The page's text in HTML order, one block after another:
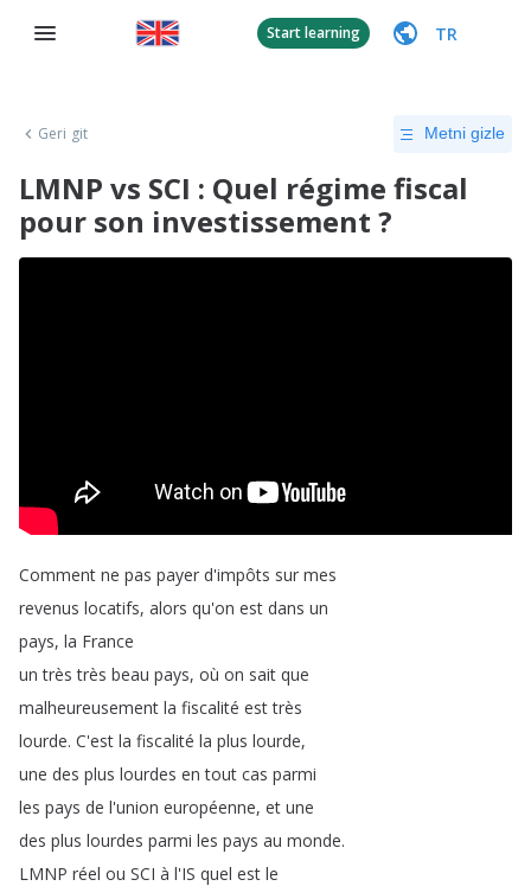
Start learning TR
Geri git Metni gizle
LMNP vs SCI : Quel régime fiscal
pour son investissement ?
Comment ne pas payer d'impôts sur mes
revenus locatifs, alors qu'on est dans un
pays, la France
un très très beau pays, où on sait que
malheureusement la fiscalité est très
lourde. C'est la fiscalité la plus lourde,
une des plus lourdes en tout cas parmi
les pays de l'union européenne, et une
des plus lourdes parmi les pays au monde.
LMNP réel ou SCI à l'IS quel est le